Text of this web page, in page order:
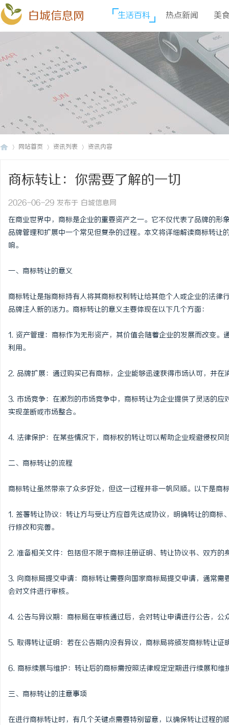
白城信息网 生活百科 热点新闻 美
网站首页 资讯列表 资讯内容
商标转让：你需要了解的一切
2026-06-29 发布于 白城信息网
在商业世界中，商标是企业的重要资产之一。它不仅代表了品牌的形
品牌管理和扩展中一个常见但复杂的过程。本文将详细解读商标转
响。
一、商标转让的意义
商标转让是指商标持有人将其商标权利转让给其他个人或企业的法
品牌注入新的活力。商标转让的意义主要体现在以下几个方面：
1. 资产管理：商标作为无形资产，其价值会随着企业的发展而改变
利用。
2. 品牌扩展：通过购买已有商标，企业能够迅速获得市场认可，并
3. 市场竞争：在激烈的市场竞争中，商标转让为企业提供了灵活的
实现垄断或市场整合。
4. 法律保护：在某些情况下，商标权的转让可以帮助企业规避侵权风
二、商标转让的流程
商标转让虽然带来了众多好处，但这一过程并非一帆风顺。以下是商
1. 签署转让协议：转让方与受让方应首先达成协议，明确转让的商
行修改和完善。
2. 准备相关文件：包括但不限于商标注册证明、转让协议书、双方的
3. 向商标局提交申请：商标转让需要向国家商标局提交申请，通常
会对文件进行审核。
4. 公告与异议期：商标局在审核通过后，会对转让申请进行公告，
5. 取得转让证明：若在公告期内没有异议，商标局将颁发商标转让证
6. 商标续展与维护：转让后的商标需按照法律规定定期进行续展和维
三、商标转让的注意事项
在进行商标转让时，有几个关键点需要特别留意，以确保转让过程的
锡条，巨一，焊锡，无铅焊锡球